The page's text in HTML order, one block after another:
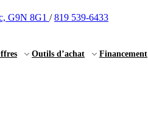
G9N 8G1 / 819 539-6433
Outils d’achat Financement